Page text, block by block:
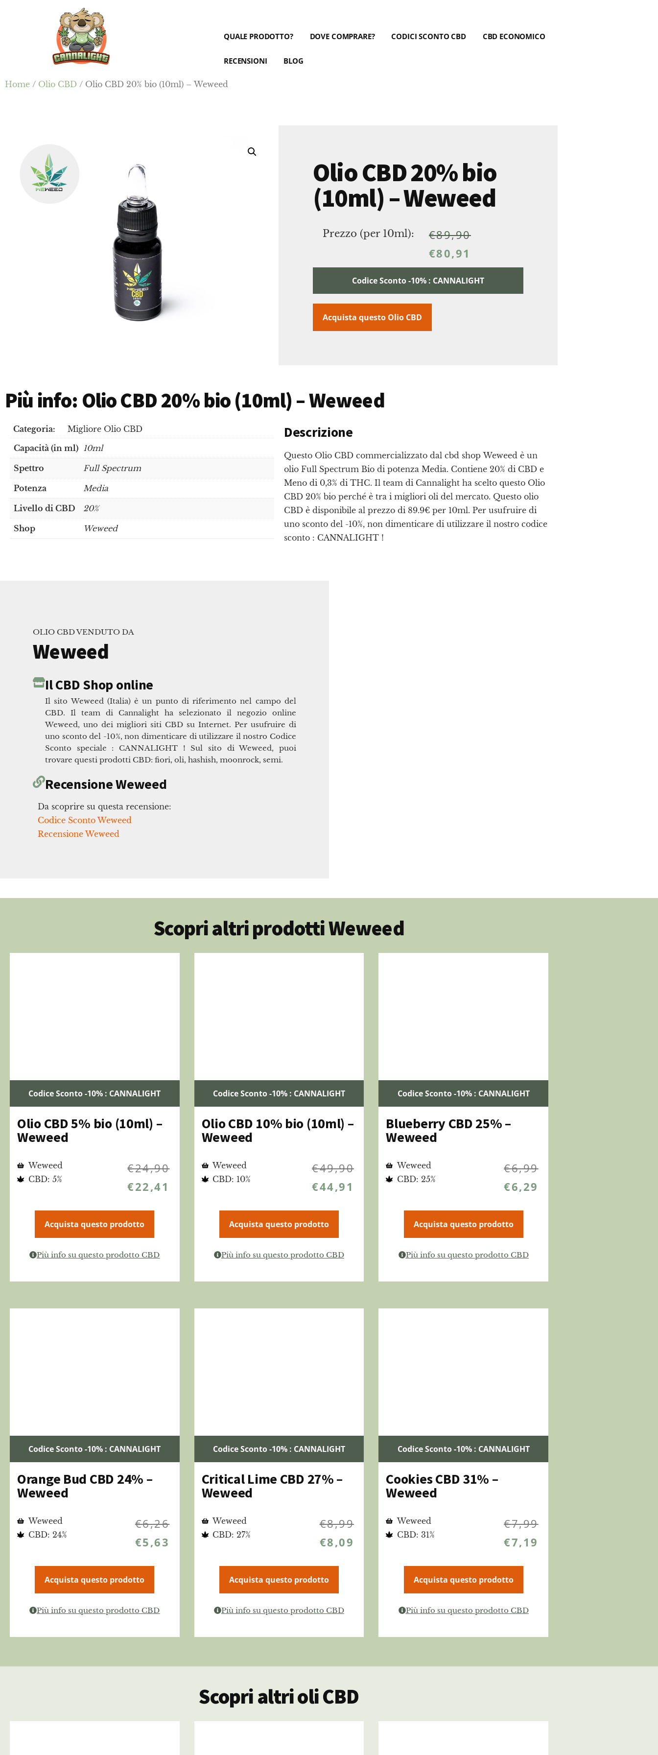
Cannalight.it
QUALE PRODOTTO? DOVE COMPRARE? CODICI SCONTO CBD CBD ECONOMICO
RECENSIONI BLOG
Home / Olio CBD / Olio CBD 20% bio (10ml) – Weweed
Olio CBD 20% bio
(10ml) – Weweed
Prezzo (per 10ml): €89,90
€80,91
Codice Sconto -10% : CANNALIGHT
Acquista questo Olio CBD
Più info: Olio CBD 20% bio (10ml) – Weweed
Categoria:
Migliore Olio CBD
Capacità (in ml) 10ml
Spettro Full Spectrum
Potenza Media
Livello di CBD 20%
Shop Weweed
Descrizione
Questo Olio CBD commercializzato dal cbd shop Weweed è un
olio Full Spectrum Bio di potenza Media. Contiene 20% di CBD e
Meno di 0,3% di THC. Il team di Cannalight ha scelto questo Olio
CBD 20% bio perché è tra i migliori oli del mercato. Questo olio
CBD è disponibile al prezzo di 89.9€ per 10ml. Per usufruire di
uno sconto del -10%, non dimenticare di utilizzare il nostro codice
sconto : CANNALIGHT !
OLIO CBD VENDUTO DA
Weweed
Il CBD Shop online
Il sito Weweed (Italia) è un punto di riferimento nel campo del
CBD. Il team di Cannalight ha selezionato il negozio online
Weweed, uno dei migliori siti CBD su Internet. Per usufruire di
uno sconto del -10%, non dimenticare di utilizzare il nostro Codice
Sconto speciale : CANNALIGHT ! Sul sito di Weweed, puoi
trovare questi prodotti CBD: fiori, oli, hashish, moonrock, semi.
Recensione Weweed
Da scoprire su questa recensione:
Codice Sconto Weweed
Recensione Weweed
Scopri altri prodotti Weweed
Codice Sconto -10% : CANNALIGHT
Olio CBD 5% bio (10ml) –
Weweed
Weweed
CBD: 5%
€24,90
€22,41
Acquista questo prodotto
Più info su questo prodotto CBD
Codice Sconto -10% : CANNALIGHT
Olio CBD 10% bio (10ml) –
Weweed
Weweed
CBD: 10%
€49,90
€44,91
Acquista questo prodotto
Più info su questo prodotto CBD
Codice Sconto -10% : CANNALIGHT
Blueberry CBD 25% –
Weweed
Weweed
CBD: 25%
€6,99
€6,29
Acquista questo prodotto
Più info su questo prodotto CBD
Codice Sconto -10% : CANNALIGHT
Orange Bud CBD 24% –
Weweed
Weweed
CBD: 24%
€6,26
€5,63
Acquista questo prodotto
Più info su questo prodotto CBD
Codice Sconto -10% : CANNALIGHT
Critical Lime CBD 27% –
Weweed
Weweed
CBD: 27%
€8,99
€8,09
Acquista questo prodotto
Più info su questo prodotto CBD
Codice Sconto -10% : CANNALIGHT
Cookies CBD 31% –
Weweed
Weweed
CBD: 31%
€7,99
€7,19
Acquista questo prodotto
Più info su questo prodotto CBD
Scopri altri oli CBD